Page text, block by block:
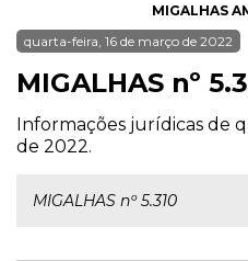
MIGALHAS
quarta-feira, 16 de março de 2022
MIGALHAS nº
Informações jurídicas de
de 2022.
MIGALHAS nº 5.310